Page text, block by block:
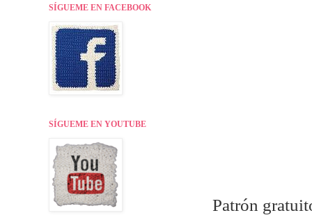
Patrón
SÍGUEME EN FACEBOOK
SÍGUEME EN YOUTUBE